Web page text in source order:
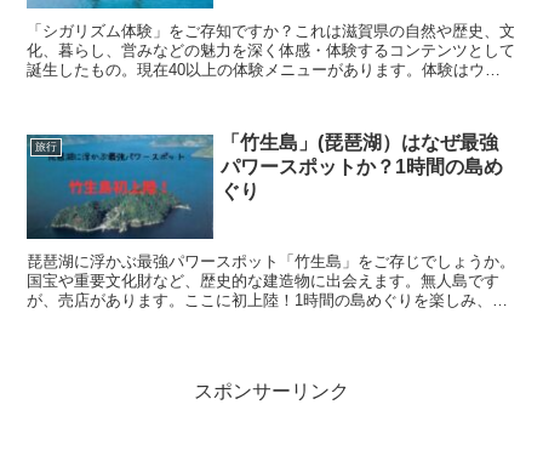
「シガリズム体験」をご存知ですか？これは滋賀県の自然や歴史、文
化、暮らし、営みなどの魅力を深く体感・体験するコンテンツとして
誕生したもの。現在40以上の体験メニューがあります。体験はウェ
旅行
「竹生島」(琵琶湖）はなぜ最強
パワースポットか？1時間の島め
ぐり
琵琶湖に浮かぶ最強パワースポット「竹生島」をご存じでしょうか。
国宝や重要文化財など、歴史的な建造物に出会えます。無人島です
が、売店があります。ここに初上陸！1時間の島めぐりを楽しみ、パ
スポンサーリンク